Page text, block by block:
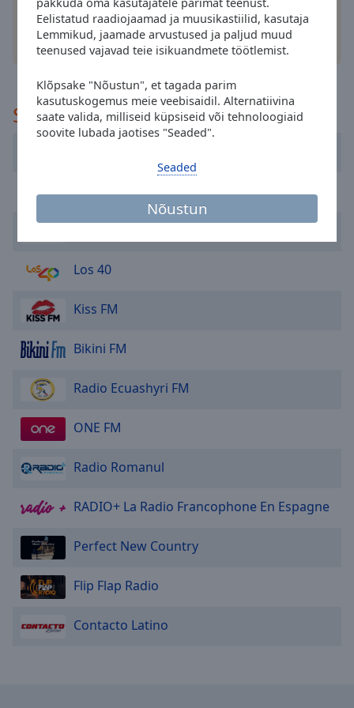
Eelistatud raadiojaamad ja muusikastiilid, kasutaja
Lemmikud, jaamade arvustused ja paljud muud
teenused vajavad teie isikuandmete töötlemist.
Klõpsake "Nõustun", et tagada parim
kasutuskogemus meie veebisaidil. Alternatiivina
saate valida, milliseid küpsiseid või tehnoloogiaid
soovite lubada jaotises "Seaded".
Nõustun
Seaded
Text
Color
Opacity
Caption
Area
Background
Color
Opacity
Size
Style
Font
muud valikud
Soovitatud
RNE Radio Nacional
Los 40
Kiss FM
Bikini FM
Radio Ecuashyri FM
ONE FM
Radio Romanul
RADIO+ La Radio Francophone En Espagne
Perfect New Country
Flip Flap Radio
Contacto Latino